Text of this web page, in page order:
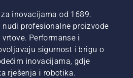
inovacijama od 1689.
nudi profesionalne proizvode
Performanse i
sigurnost i brigu o
inovacijama, gdje
rješenja i robotika.